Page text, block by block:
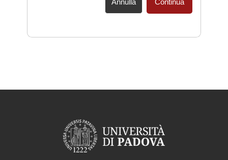
Annulla Continua